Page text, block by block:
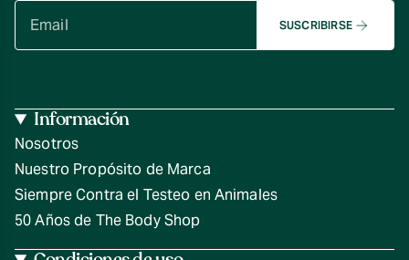
SUSCRIBIRSE
Información
Nosotros
Nuestro Propósito de Marca
Siempre Contra el Testeo en Animales
50 Años de The Body Shop